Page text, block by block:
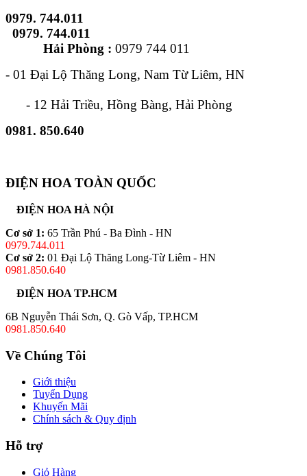
0979. 744.011
0979. 744.011
Hải Phòng : 0979 744 011
- 01 Đại Lộ Thăng Long, Nam Từ Liêm, HN
- 12 Hải Triều, Hồng Bàng, Hải Phòng
0981. 850.640
ĐIỆN HOA TOÀN QUỐC
ĐIỆN HOA HÀ NỘI
Cơ sở 1: 65 Trần Phú - Ba Đình - HN
0979.744.011
Cơ sở 2: 01 Đại Lộ Thăng Long-Từ Liêm - HN
0981.850.640
ĐIỆN HOA TP.HCM
6B Nguyễn Thái Sơn, Q. Gò Vấp, TP.HCM
0981.850.640
Về Chúng Tôi
Giới thiệu
Tuyển Dụng
Khuyến Mãi
Chính sách & Quy định
Hỗ trợ
Giỏ Hàng